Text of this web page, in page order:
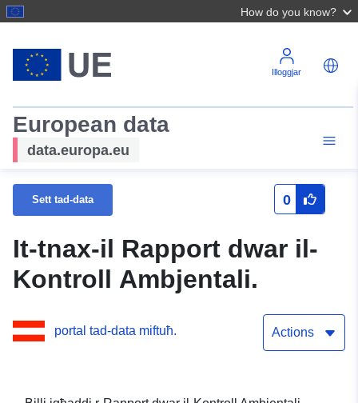
How do you know?
Illoggjar
European data
data.europa.eu
Sett tad-data 0
It-tnax-il Rapport dwar il-
Kontroll Ambjentali.
portal tad-data miftuħ. Actions